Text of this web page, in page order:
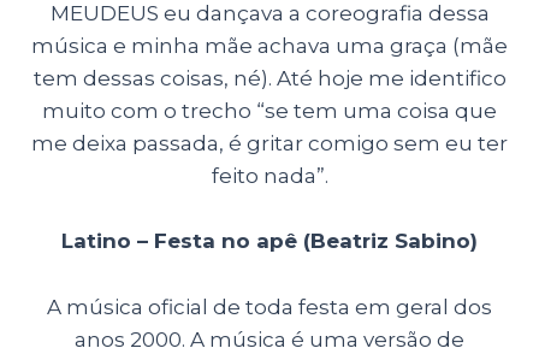
MEUDEUS eu dançava a coreografia dessa
música e minha mãe achava uma graça (mãe
tem dessas coisas, né). Até hoje me identifico
muito com o trecho “se tem uma coisa que
me deixa passada, é gritar comigo sem eu ter
feito nada”.
Latino – Festa no apê (Beatriz Sabino)
A música oficial de toda festa em geral dos
anos 2000. A música é uma versão de